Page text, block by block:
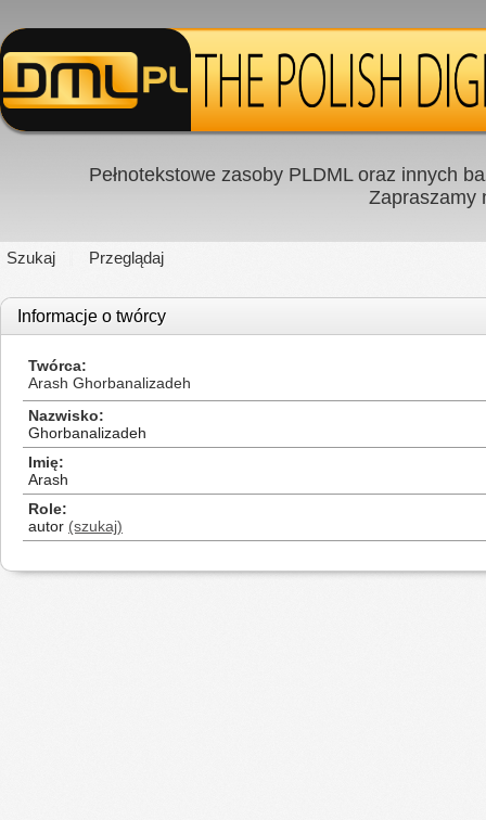
Pełnotekstowe zasoby PLDML oraz innych
Zapraszamy
Szukaj Przeglądaj
Informacje o twórcy
Twórca
Arash Ghorbanalizadeh
Nazwisko
Ghorbanalizadeh
Imię
Arash
Role
autor (szukaj)